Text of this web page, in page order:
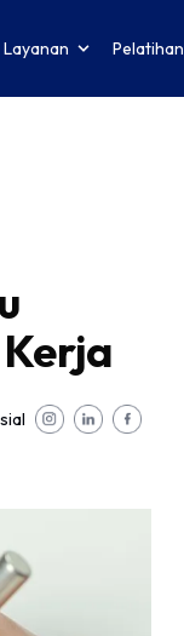
Layanan Pelatihan